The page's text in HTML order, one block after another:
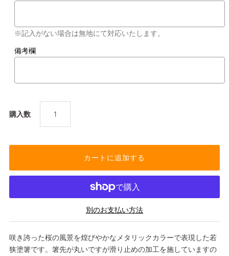
※記入がない場合は無地にて対応いたします。
備考欄
購入数
別のお支払い方法
咲き誇った桜の風景を煌びやかなメタリックカラーで表現した若
狭塗箸です。箸先が丸いですが滑り止めの加工を施していますの